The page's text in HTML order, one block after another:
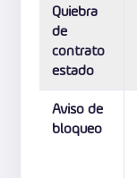
Quiebra
de
contrato
estado
Aviso de
bloqueo